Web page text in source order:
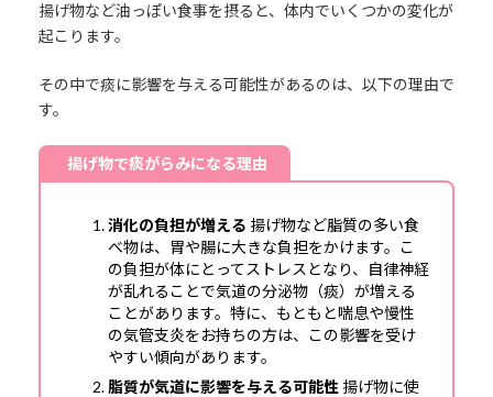
揚げ物など油っぽい食事を摂ると、体内でいくつかの変化が
起こります。
その中で痰に影響を与える可能性があるのは、以下の理由で
す。
揚げ物で痰がらみになる理由
消化の負担が増える 揚げ物など脂質の多い食
べ物は、胃や腸に大きな負担をかけます。こ
の負担が体にとってストレスとなり、自律神経
が乱れることで気道の分泌物（痰）が増える
ことがあります。特に、もともと喘息や慢性
の気管支炎をお持ちの方は、この影響を受け
やすい傾向があります。
脂質が気道に影響を与える可能性 揚げ物に使